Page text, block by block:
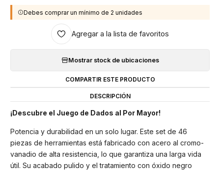
Debes comprar un mínimo de 2 unidades
Agregar a la lista de favoritos
Mostrar stock de ubicaciones
COMPARTIR ESTE PRODUCTO
DESCRIPCIÓN
¡Descubre el Juego de Dados al Por Mayor!
Potencia y durabilidad en un solo lugar. Este set de 46
piezas de herramientas está fabricado con acero al cromo-
vanadio de alta resistencia, lo que garantiza una larga vida
útil. Su acabado pulido y el tratamiento con óxido negro